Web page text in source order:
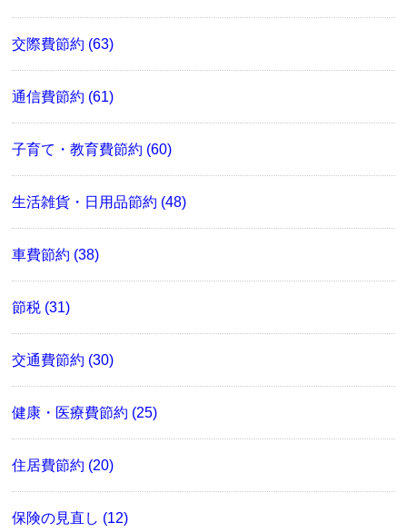
交際費節約 (63)
通信費節約 (61)
子育て・教育費節約 (60)
生活雑貨・日用品節約 (48)
車費節約 (38)
節税 (31)
交通費節約 (30)
健康・医療費節約 (25)
住居費節約 (20)
保険の見直し (12)